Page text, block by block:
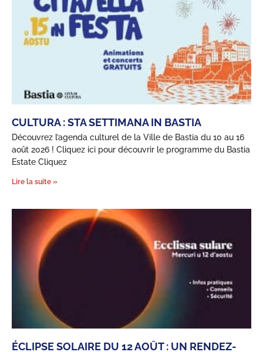
CULTURA : STA SETTIMANA IN BASTIA
Découvrez l’agenda culturel de la Ville de Bastia du 10 au 16
août 2026 ! Cliquez ici pour découvrir le programme du Bastia
Estate Cliquez
Lire la suite »
ÉCLIPSE SOLAIRE DU 12 AOÛT : UN RENDEZ-